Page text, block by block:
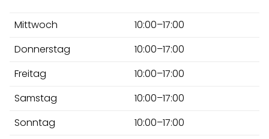
Mittwoch
10:00–17:00
Donnerstag
10:00–17:00
Freitag
10:00–17:00
Samstag
10:00–17:00
Sonntag
10:00–17:00